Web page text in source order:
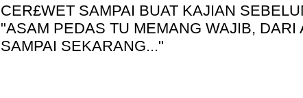
CER£WET SAMPAI BUAT KAJIAN
"ASAM PEDAS TU MEMANG WAJIB, DARI
SAMPAI SEKARANG..."